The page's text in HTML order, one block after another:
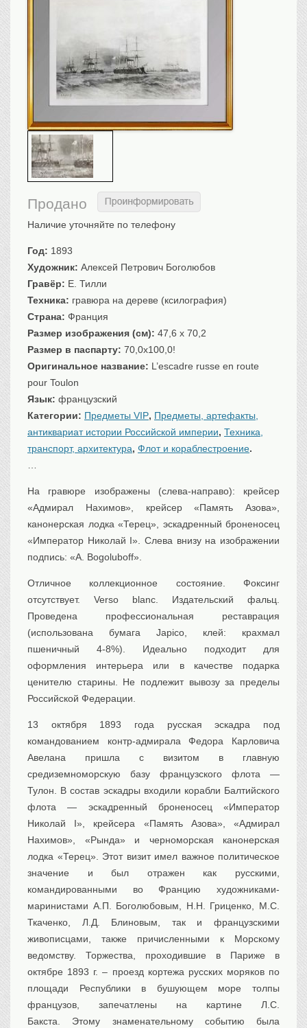
Российская империя
Европа
Мир
Исторические карты
Виды городов
Москва
Санкт-Петербург
Российская империя
Севастополь, Крым
История моды.
Гражданская мода
Униформа
Охота. Флора. Фауна
Фауна
Флора
Охота
Техника, транспорт, архитектура
Архитектура
Техника
Букинистика
Медицина
экспонаты XVI-XIXв.
Досуг
Продано
Наличие уточняйте по телефону
Год: 1893
Художник: Алексей Петрович Боголюбов
Гравёр: Е. Тилли
Техника: гравюра на дереве (ксилография)
Страна: Франция
Размер изображения (см): 47,6 х 70,2
Размер в паспарту: 70,0x100,0!
Оригинальное название: L’escadre russe en route
pour Toulon
Язык: французский
Категории: Предметы VIP, Предметы, артефакты,
антиквариат истории Российской империи, Техника,
транспорт, архитектура, Флот и кораблестроение.
На гравюре изображены (слева-направо): крейсер
«Адмирал Нахимов», крейсер «Память Азова»,
канонерская лодка «Терец», эскадренный броненосец
«Император Николай I». Слева внизу на изображении
подпись: «A. Bogoluboff».
Отличное коллекционное состояние. Фоксинг
отсутствует. Verso blanc. Издательский фальц.
Проведена профессиональная реставрация
(использована бумага Japico, клей: крахмал
пшеничный 4-8%). Идеально подходит для
оформления интерьера или в качестве подарка
ценителю старины. Не подлежит вывозу за пределы
Российской Федерации.
13 октября 1893 года русская эскадра под
командованием контр-адмирала Федора Карловича
Авелана пришла с визитом в главную
средиземноморскую базу французского флота —
Тулон. В состав эскадры входили корабли Балтийского
флота — эскадренный броненосец «Император
Николай I», крейсера «Память Азова», «Адмирал
Нахимов», «Рында» и черноморская канонерская
лодка «Терец». Этот визит имел важное политическое
значение и был отражен как русскими,
командированными во Францию художниками-
маринистами А.П. Боголюбовым, Н.Н. Гриценко, М.С.
Ткаченко, Л.Д. Блиновым, так и французскими
живописцами, также причисленными к Морскому
ведомству. Торжества, проходившие в Париже в
октябре 1893 г. – проезд кортежа русских моряков по
площади Республики в бушующем море толпы
французов, запечатлены на картине Л.С.
Бакста. Этому знаменательному событию была